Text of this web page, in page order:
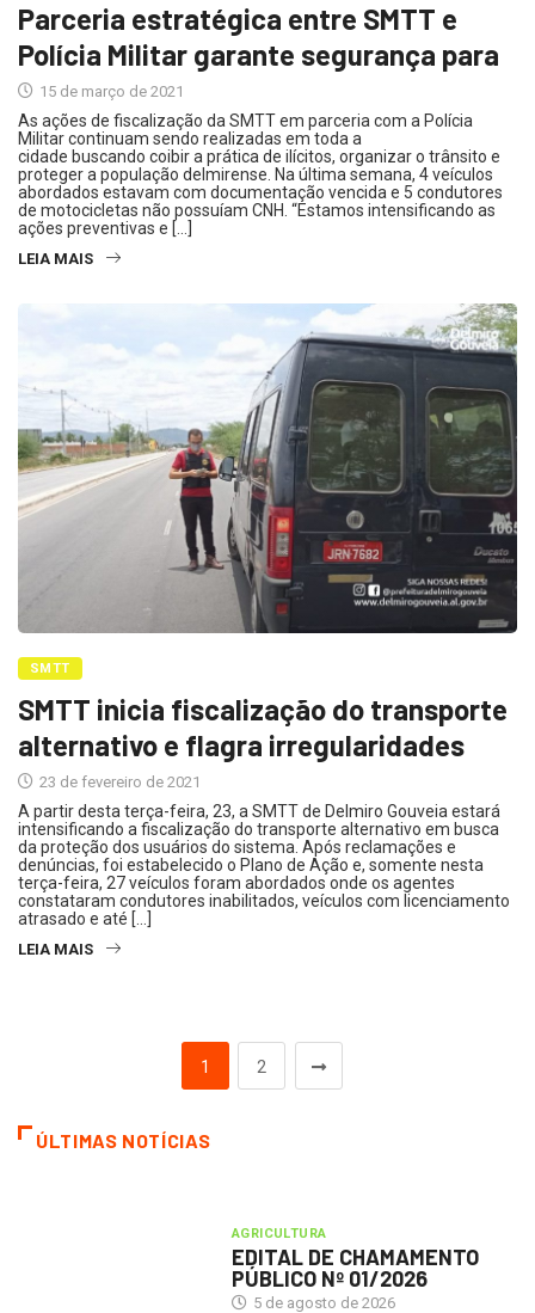
Parceria estratégica entre SMTT e
Polícia Militar garante segurança para
15 de março de 2021
As ações de fiscalização da SMTT em parceria com a Polícia
Militar continuam sendo realizadas em toda a
cidade buscando coibir a prática de ilícitos, organizar o trânsito e
proteger a população delmirense. Na última semana, 4 veículos
abordados estavam com documentação vencida e 5 condutores
de motocicletas não possuíam CNH. “Estamos intensificando as
ações preventivas e […]
LEIA MAIS
SMTT
SMTT inicia fiscalização do transporte
alternativo e flagra irregularidades
23 de fevereiro de 2021
A partir desta terça-feira, 23, a SMTT de Delmiro Gouveia estará
intensificando a fiscalização do transporte alternativo em busca
da proteção dos usuários do sistema. Após reclamações e
denúncias, foi estabelecido o Plano de Ação e, somente nesta
terça-feira, 27 veículos foram abordados onde os agentes
constataram condutores inabilitados, veículos com licenciamento
atrasado e até […]
LEIA MAIS
1 2
ÚLTIMAS NOTÍCIAS
AGRICULTURA
EDITAL DE CHAMAMENTO
PÚBLICO Nº 01/2026
5 de agosto de 2026